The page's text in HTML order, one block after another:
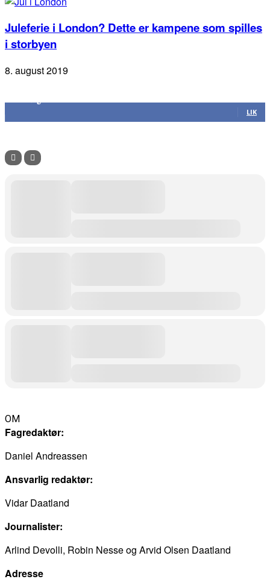
Juleferie i London? Dette er kampene som spilles
i storbyen
8. august 2019
LIK
OM
Fagredaktør:
Daniel Andreassen
Ansvarlig redaktør:
Vidar Daatland
Journalister:
Arlind Devolli, Robin Nesse og Arvid Olsen Daatland
Adresse